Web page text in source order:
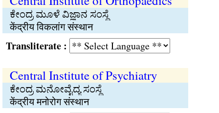
ಕೇಂದ್ರ ಮೂಳೆ ವಿಜ್ಞಾನ ಸಂಸ್ಥೆ
केंद्रीय विकलांग संस्थान
:
Central Institute of Psychiatry
ಕೇಂದ್ರ ಮನೋವೈದ್ಯ ಸಂಸ್ಥೆ
केंद्रीय मनोरोग संस्थान